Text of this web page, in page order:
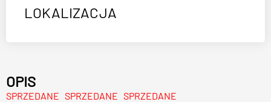
LOKALIZACJA
OPIS
SPRZEDANE SPRZEDANE SPRZEDANE